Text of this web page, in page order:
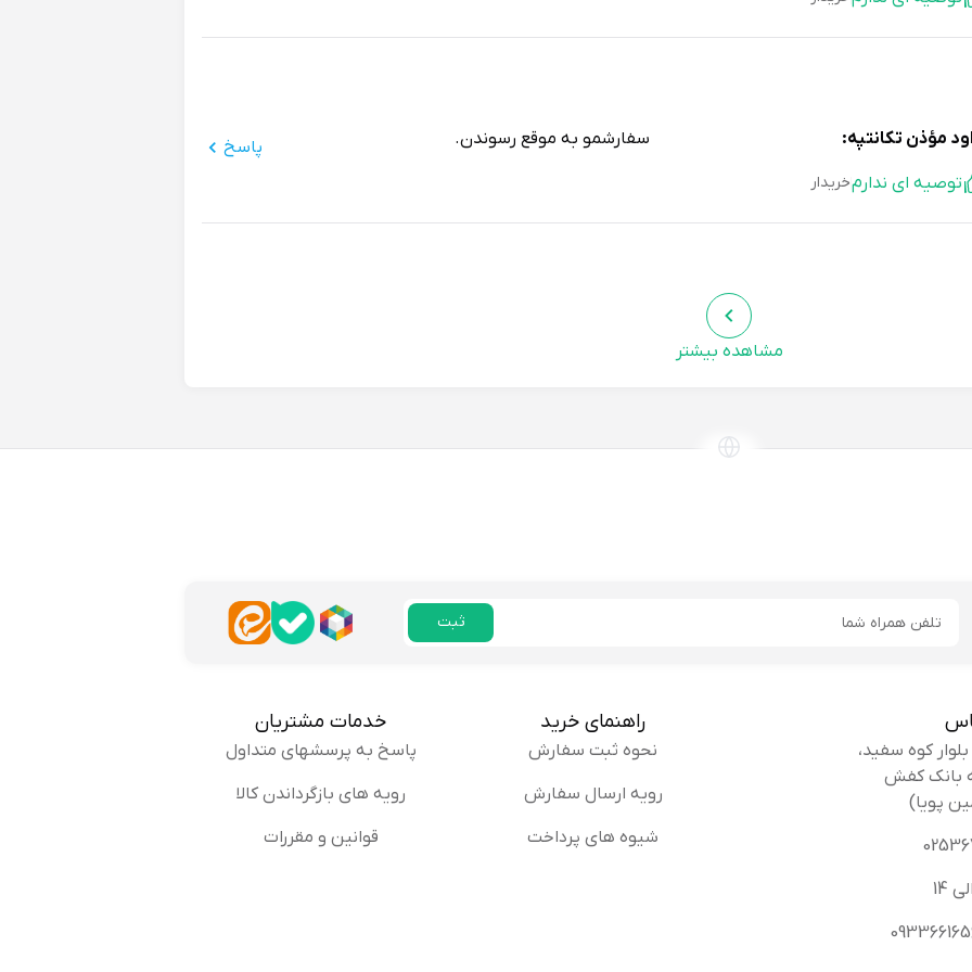
مؤذن تکانتپه: سفارشمو به موقع رسوندن.
پاسخ
توصیه ای ندارمخریدار
رنگ دمپایی که تو عکس بود با رنگ دمپایی که برام فرستادن یه کم فرق داشت.
توصیه ای ندارم
مشاهده بیشتر
ایمیل
ثبت
پویا)
راهنمای خرید
نحوه ثبت سفارش
رویه ارسال سفارش
شیوه های پرداخت
خدمات مشتریان
پاسخ به پرسشهای متداول
رویه های بازگرداندن کالا
قوانین و مقررات